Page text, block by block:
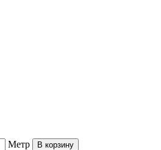
Метр
В корзину